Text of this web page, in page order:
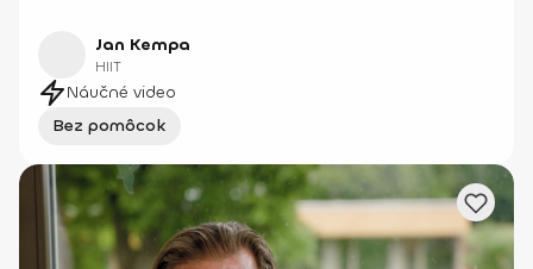
Jan Kempa
HIIT
Náučné video
Bez pomôcok